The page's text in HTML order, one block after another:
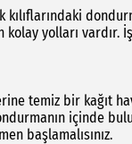
kolay yolları vardır.
temiz bir kağıt
içinde
başlamalısınız.